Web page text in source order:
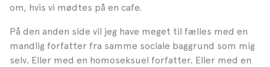
om, hvis vi mødtes på en cafe.
På den anden side vil jeg have meget til fælles med en
mandlig forfatter fra samme sociale baggrund som mig
selv. Eller med en homoseksuel forfatter. Eller med en